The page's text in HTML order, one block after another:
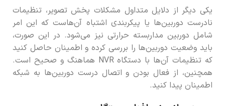
یکی دیگر از دلایل متداول مشکلات پخش تصویر، تنظیمات
نادرست دوربین‌ها یا پیکربندی اشتباه آن‌هاست که این امر
شامل دوربین مداربسته حرارتی نیز می‌شود. در این صورت،
باید وضعیت دوربین‌ها را بررسی کرده و اطمینان حاصل کنید
که تنظیمات آن‌ها با دستگاه NVR هماهنگ و صحیح است.
همچنین، از فعال بودن و اتصال درست دوربین‌ها به شبکه
اطمینان پیدا کنید.